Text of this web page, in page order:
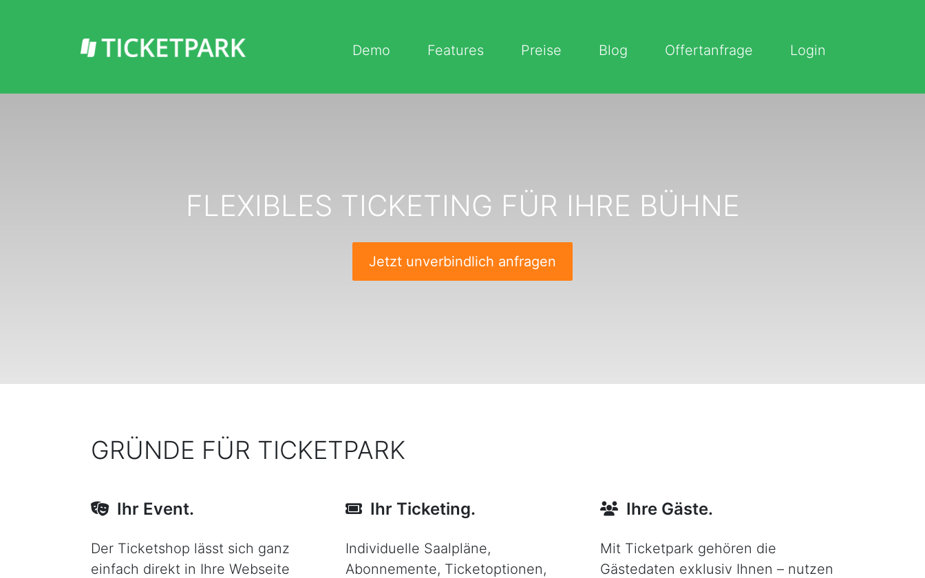
Demo Features Preise Blog Offertanfrage Login
FLEXIBLES TICKETING FÜR IHRE BÜHNE
Jetzt unverbindlich anfragen
GRÜNDE FÜR TICKETPARK
Ihr Event.
Der Ticketshop lässt sich ganz
einfach direkt in Ihre Webseite
Ihr Ticketing.
Individuelle Saalpläne,
Abonnemente, Ticketoptionen,
Ihre Gäste.
Mit Ticketpark gehören die
Gästedaten exklusiv Ihnen – nutzen